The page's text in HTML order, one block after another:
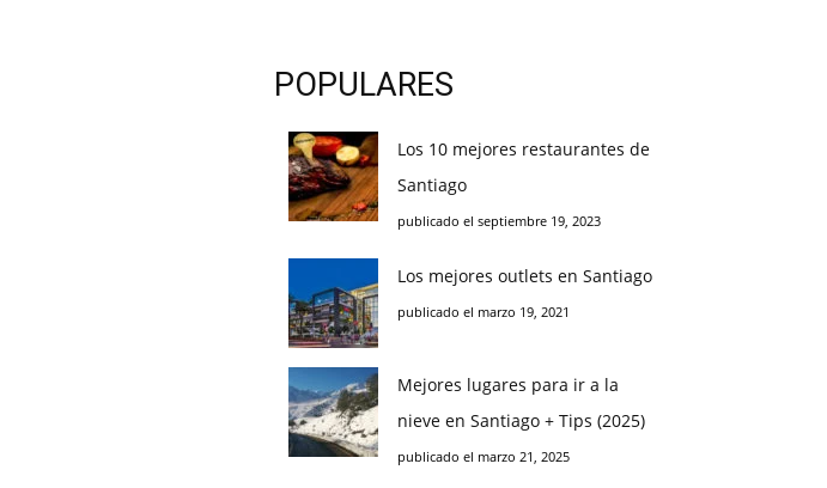
POPULARES
Los 10 mejores restaurantes de
Santiago
publicado el septiembre 19, 2023
Los mejores outlets en Santiago
publicado el marzo 19, 2021
Mejores lugares para ir a la
nieve en Santiago + Tips (2025)
publicado el marzo 21, 2025